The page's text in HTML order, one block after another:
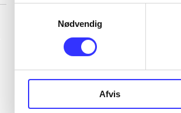
Nødvendig
Afvis
...